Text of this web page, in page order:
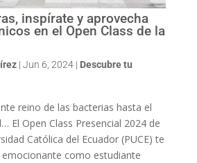
inspírate y aprovecha
en el Open Class de la
| Jun 6, 2024| Descubre tu
reino de las bacterias hasta el
El Open Class Presencial 2024 de
Católica del Ecuador (PUCE) te
emocionante como estudiante